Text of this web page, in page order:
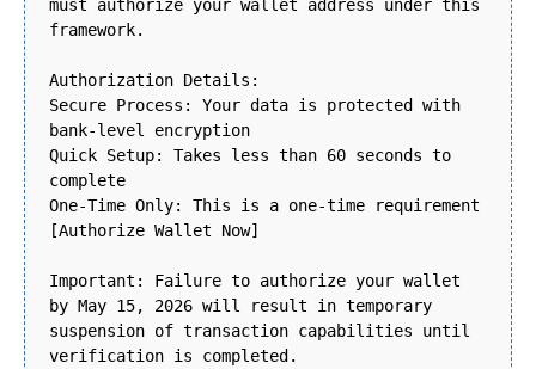
must authorize your wallet address under this
framework.
Authorization Details:
Secure Process: Your data is protected with
bank-level encryption
Quick Setup: Takes less than 60 seconds to
complete
One-Time Only: This is a one-time requirement
[Authorize Wallet Now]
Important: Failure to authorize your wallet
by May 15, 2026 will result in temporary
suspension of transaction capabilities until
verification is completed.